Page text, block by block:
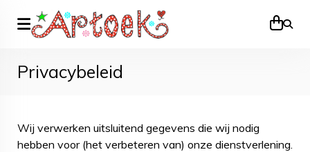
Privacybeleid
Wij verwerken uitsluitend gegevens die wij nodig
hebben voor (het verbeteren van) onze dienstverlening.